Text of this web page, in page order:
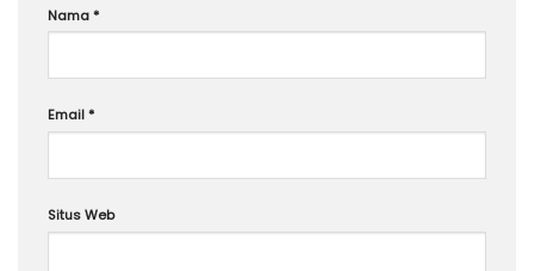
Nama*
Email*
Situs Web